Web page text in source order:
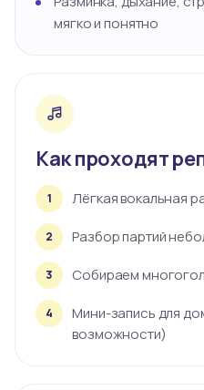
мягко и понятно
Как проходят
1 Лёгкая вокальная
2 Разбор партий
3 Собираем
4
Мини-запись для
возможности)